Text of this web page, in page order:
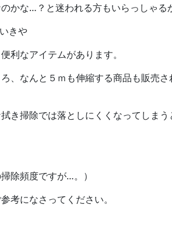
かな…？と迷われる方もいらっしゃる
きや
利なアイテムがあります。
、なんと５ｍも伸縮する商品も販売
き掃除では落としにくくなってしま
除頻度ですが…。）
考になさってください。